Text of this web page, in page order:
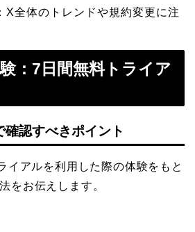
：X全体のトレンドや規約変更に注
：7日間無料トライア
確認すべきポイント
イアルを利用した際の体験をもと
をお伝えします。